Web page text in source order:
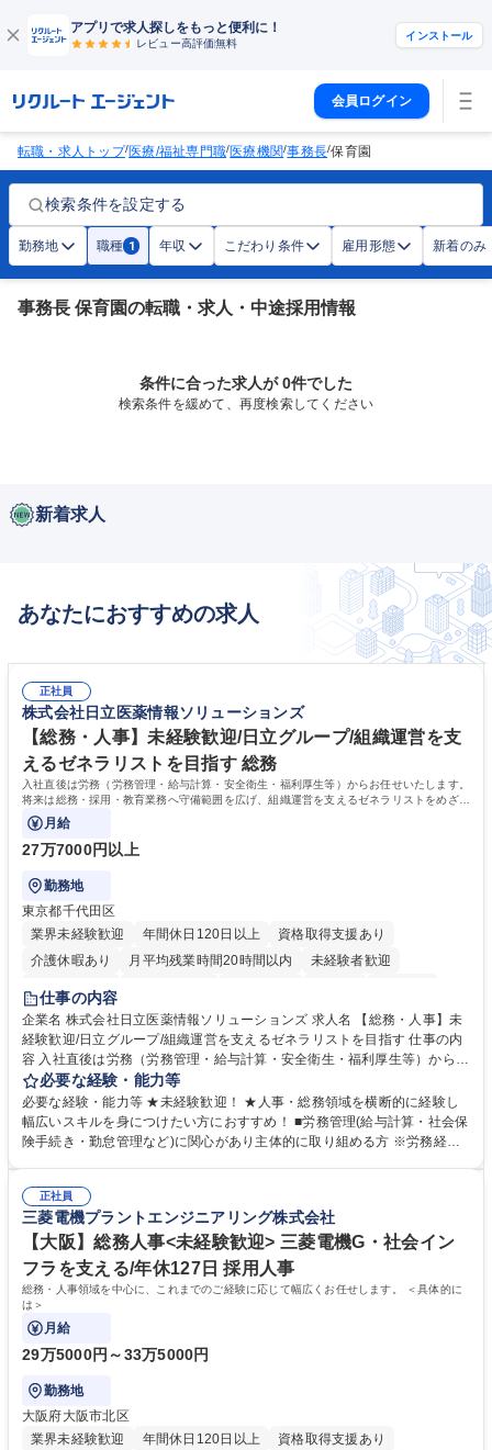
アプリで求人探しをもっと便利に！
レビュー高評価無料
インストール
会員ログイン
転職・求人トップ/医療/福祉専門職/医療機関/事務長/保育園
検索条件を設定する
勤務地 職種 1 年収 こだわり条件 雇用形態 新着のみ
事務長 保育園の転職・求人・中途採用情報
条件に合った求人が 0件でした
検索条件を緩めて、再度検索してください
新着求人
あなたにおすすめの求人
正社員
株式会社日立医薬情報ソリューションズ
【総務・人事】未経験歓迎/日立グループ/組織運営を支
えるゼネラリストを目指す 総務
入社直後は労務（労務管理・給与計算・安全衛生・福利厚生等）からお任せいたします。
将来は総務・採用・教育業務へ守備範囲を広げ、組織運営を支えるゼネラリストをめざせ
ます。
月給
27万7000円以上
勤務地
東京都千代田区
業界未経験歓迎
年間休日120日以上
資格取得支援あり
介護休暇あり
月平均残業時間20時間以内
未経験者歓迎
住宅手当あり
育休あり
完全週休2日制 交通費支給 土日祝休み 寮・社宅あり
仕事の内容
企業名 株式会社日立医薬情報ソリューションズ 求人名 【総務・人事】未
経験歓迎/日立グループ/組織運営を支えるゼネラリストを目指す 仕事の内
容 入社直後は労務（労務管理・給与計算・安全衛生・福利厚生等）からお
任せいたします。将来は総務・採用・教育業務へ守備範囲を広げ、組織運
営を支えるゼネラリストをめざせます。 ・初期業務：労働時間管理、給与
計算、社会保険対応、福利厚生管理、安全衛生、健康経営推進等をお任せ
します。ご経験に応じて、休職者管理など、幅広く経験を積んでいただき
幅広く経験を積みたい意欲がある方に最適な環境です。 募集職種 【総
務・人事】未経験歓迎/日立グループ/組織運営を支えるゼネラリストを目
指す
必要な経験・能力等
必要な経験・能力等 ★未経験歓迎！ ★人事・総務領域を横断的に経験し
幅広いスキルを身につけたい方におすすめ！ ■労務管理(給与計算・社会保
険手続き・勤怠管理など)に関心があり主体的に取り組める方 ※労務経験
のご経験 ■労務管理（給与計算・社会保険手続き・勤怠管理など）の経験
■衛生管理者の資格をお持ちの方 学歴・資格 学歴：大学院 大学 高専 短大
専修学校 高校 語学力： 資格：
正社員
三菱電機プラントエンジニアリング株式会社
【大阪】総務人事<未経験歓迎> 三菱電機G・社会イン
フラを支える/年休127日 採用人事
総務・人事領域を中心に、これまでのご経験に応じて幅広くお任せします。 ＜具体的に
は＞
月給
29万5000円～33万5000円
勤務地
大阪府大阪市北区
業界未経験歓迎
年間休日120日以上
資格取得支援あり